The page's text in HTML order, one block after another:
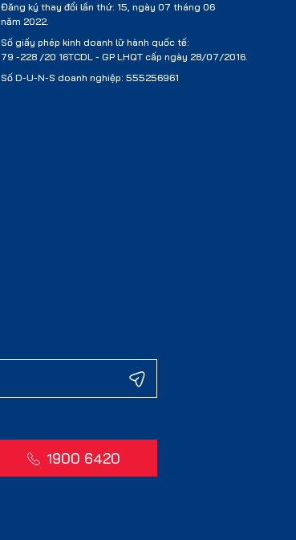
Đăng ký thay đổi lần thứ: 15, ngày 07 tháng 06
năm 2022.
Số giấy phép kinh doanh lữ hành quốc tế:
79 -228 /20 16TCDL - GP LHQT cấp ngày 28/07/2016.
Số D-U-N-S doanh nghiệp: 555256961
1900 6420